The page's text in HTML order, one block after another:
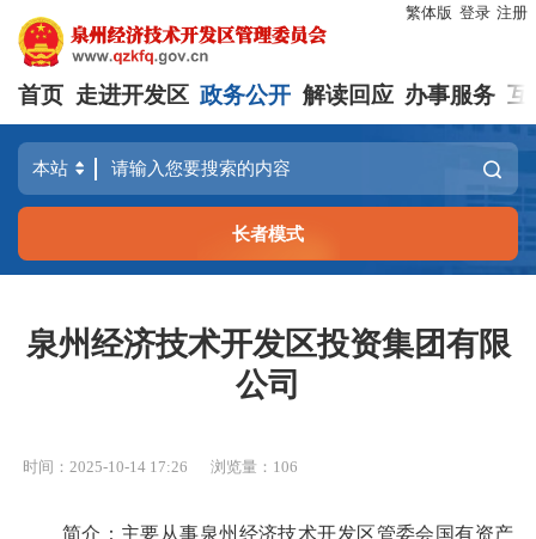
繁体版 登录 注册
首页 走进开发区 政务公开 解读回应 办事服务 互
长者模式
泉州经济技术开发区投资集团有限
公司
时间：2025-10-14 17:26 浏览量： 106
简介：主要从事泉州经济技术开发区管委会国有资产